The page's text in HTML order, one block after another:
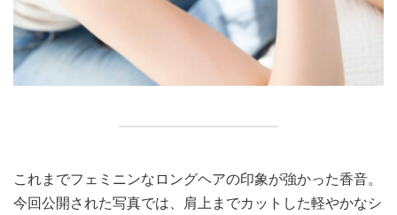
これまでフェミニンなロングヘアの印象が強かった香音。
今回公開された写真では、肩上までカットした軽やかなシ